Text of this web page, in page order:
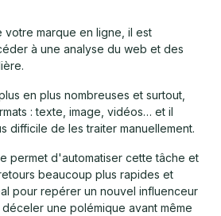
votre marque en ligne, il est
à une analyse du web et des
en plus nombreuses et surtout,
: texte, image, vidéos… et il
difficile de les traiter manuellement.
permet d'automatiser cette tâche et
beaucoup plus rapides et
pour repérer un nouvel influenceur
une polémique avant même